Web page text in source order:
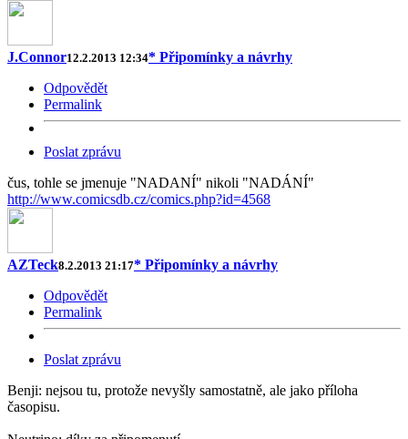
J.Connor12.2.2013 12:34* Připomínky a návrhy
Odpovědět
Permalink
Poslat zprávu
čus, tohle se jmenuje "NADANÍ" nikoli "NADÁNÍ"
http://www.comicsdb.cz/comics.php?id=4568
AZTeck8.2.2013 21:17* Připomínky a návrhy
Odpovědět
Permalink
Poslat zprávu
Benji: nejsou tu, protože nevyšly samostatně, ale jako příloha
časopisu.